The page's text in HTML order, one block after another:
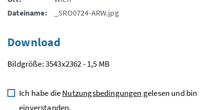
Dateiname:
_SRO0724-ARW.jpg
Download
Bildgröße: 3543x2362 - 1,5 MB
Ich habe dieNutzungsbedingungen gelesen und bin
einverstanden.